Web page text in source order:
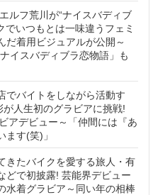
ルフ荒川が“ナイスバディブ
でいつもとは一味違うフェミ
だ着用ビジュアルが公開～
イスバディブラ恋物語」も
でバイトをしながら活動す
が人生初のグラビアに挑戦!
アデビュー～「仲間には『あ
ます(笑)」
きたバイクを愛する旅人・有
どで初披露! 芸能界デビュー
水着グラビア～同い年の相棒